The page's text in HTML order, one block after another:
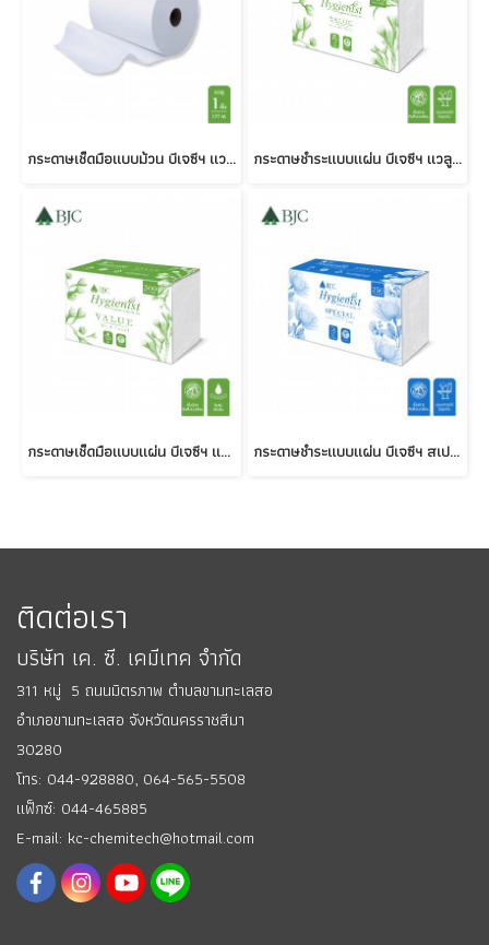
กระดาษเช็ดมือแบบม้วน บีเจซีฯ แวลู 1 ชั้น 177 เมตร กระดาษชำระแบบแผ่น บีเจซีฯ แวลู 1 ชั้น 500 แผ่น
กระดาษเช็ดมือแบบแผ่น บีเจซีฯ แวลู 1 ชั้น 300 แผ่น กระดาษชำระแบบแผ่น บีเจซีฯ สเปเชียล 2 ชั้น 250 แผ่น
ติดต่อเรา
บริษัท เค. ซี. เคมีเทค จำกัด
311 หมู่ 5 ถนนมิตรภาพ ตำบลขามทะเลสอ
อำเภอขามทะเลสอ จังหวัดนครราชสีมา
30280
โทร: 044-928880, 064-565-5508
แฟ็กซ์: 044-465885
E-mail: kc-chemitech@hotmail.com